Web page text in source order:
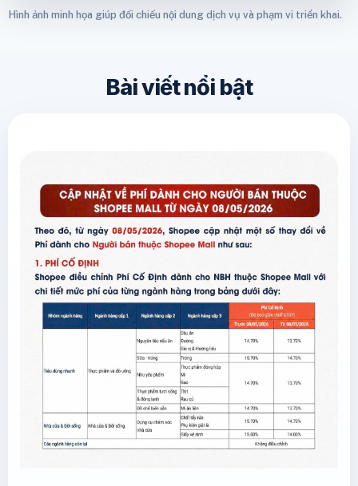
Hình ảnh minh họa giúp đối chiếu nội dung dịch vụ và phạm vi triển khai.
Bài viết nổi bật